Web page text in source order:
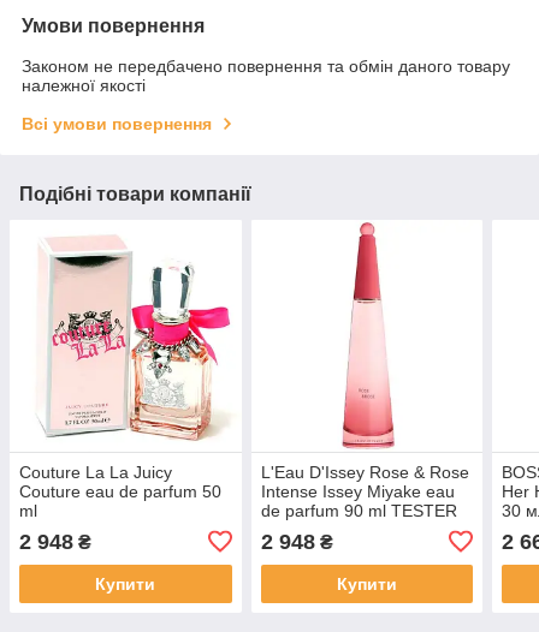
Умови повернення
Законом не передбачено повернення та обмін даного товару
належної якості
Всі умови повернення
Подібні товари компанії
Couture La La Juicy
Couture eau de parfum 50
ml
2 948 ₴
Купити
L'Eau D'Issey Rose & Rose
Intense Issey Miyake еau
de parfum 90 ml TESTER
2 948₴
Купити
Her
30
2